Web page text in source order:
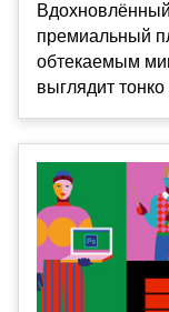
премиальный
обтекаемым
выглядит